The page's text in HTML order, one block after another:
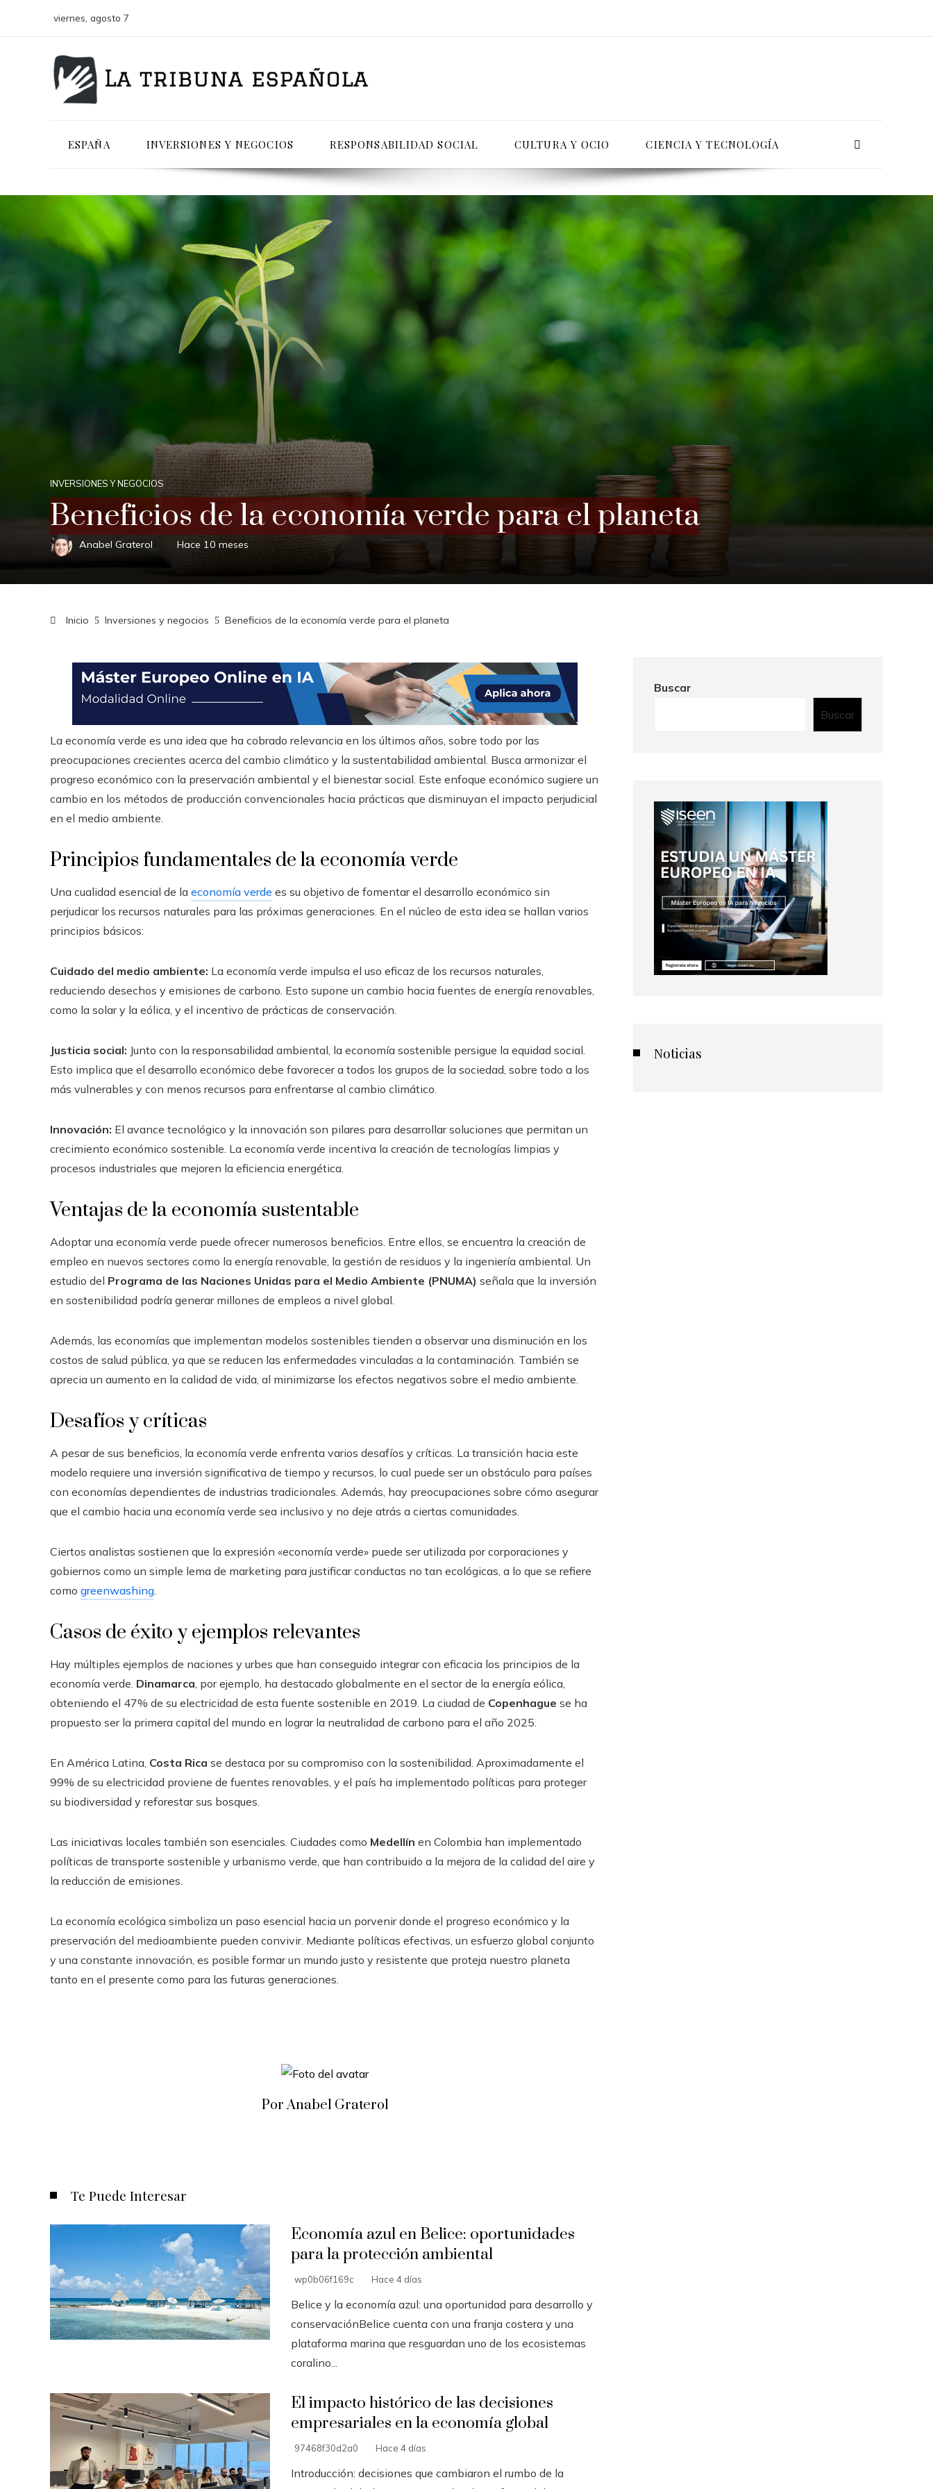
viernes, agosto 7
ESPAÑA INVERSIONES Y NEGOCIOS RESPONSABILIDAD SOCIAL CULTURA Y OCIO CIENCIA Y TECNOLOGÍA
INVERSIONES Y NEGOCIOS
Beneficios de la economía verde para el planeta
Anabel Graterol Hace 10 meses
Inicio Inversiones y negocios Beneficios de la economía verde para el planeta
La economía verde es una idea que ha cobrado relevancia en los últimos años, sobre todo por las
preocupaciones crecientes acerca del cambio climático y la sustentabilidad ambiental. Busca armonizar el
progreso económico con la preservación ambiental y el bienestar social. Este enfoque económico sugiere un
cambio en los métodos de producción convencionales hacia prácticas que disminuyan el impacto perjudicial
en el medio ambiente.
Principios fundamentales de la economía verde
Una cualidad esencial de la economía verde es su objetivo de fomentar el desarrollo económico sin
perjudicar los recursos naturales para las próximas generaciones. En el núcleo de esta idea se hallan varios
principios básicos:
Cuidado del medio ambiente: La economía verde impulsa el uso eficaz de los recursos naturales,
reduciendo desechos y emisiones de carbono. Esto supone un cambio hacia fuentes de energía renovables,
como la solar y la eólica, y el incentivo de prácticas de conservación.
Justicia social: Junto con la responsabilidad ambiental, la economía sostenible persigue la equidad social.
Esto implica que el desarrollo económico debe favorecer a todos los grupos de la sociedad, sobre todo a los
más vulnerables y con menos recursos para enfrentarse al cambio climático.
Innovación: El avance tecnológico y la innovación son pilares para desarrollar soluciones que permitan un
crecimiento económico sostenible. La economía verde incentiva la creación de tecnologías limpias y
procesos industriales que mejoren la eficiencia energética.
Ventajas de la economía sustentable
Adoptar una economía verde puede ofrecer numerosos beneficios. Entre ellos, se encuentra la creación de
empleo en nuevos sectores como la energía renovable, la gestión de residuos y la ingeniería ambiental. Un
estudio del Programa de las Naciones Unidas para el Medio Ambiente (PNUMA) señala que la inversión
en sostenibilidad podría generar millones de empleos a nivel global.
Además, las economías que implementan modelos sostenibles tienden a observar una disminución en los
costos de salud pública, ya que se reducen las enfermedades vinculadas a la contaminación. También se
aprecia un aumento en la calidad de vida, al minimizarse los efectos negativos sobre el medio ambiente.
Desafíos y críticas
A pesar de sus beneficios, la economía verde enfrenta varios desafíos y críticas. La transición hacia este
modelo requiere una inversión significativa de tiempo y recursos, lo cual puede ser un obstáculo para países
con economías dependientes de industrias tradicionales. Además, hay preocupaciones sobre cómo asegurar
que el cambio hacia una economía verde sea inclusivo y no deje atrás a ciertas comunidades.
Ciertos analistas sostienen que la expresión «economía verde» puede ser utilizada por corporaciones y
gobiernos como un simple lema de marketing para justificar conductas no tan ecológicas, a lo que se refiere
como greenwashing.
Casos de éxito y ejemplos relevantes
Hay múltiples ejemplos de naciones y urbes que han conseguido integrar con eficacia los principios de la
economía verde. Dinamarca, por ejemplo, ha destacado globalmente en el sector de la energía eólica,
obteniendo el 47% de su electricidad de esta fuente sostenible en 2019. La ciudad de Copenhague se ha
propuesto ser la primera capital del mundo en lograr la neutralidad de carbono para el año 2025.
En América Latina, Costa Rica se destaca por su compromiso con la sostenibilidad. Aproximadamente el
99% de su electricidad proviene de fuentes renovables, y el país ha implementado políticas para proteger
su biodiversidad y reforestar sus bosques.
Las iniciativas locales también son esenciales. Ciudades como Medellín en Colombia han implementado
políticas de transporte sostenible y urbanismo verde, que han contribuido a la mejora de la calidad del aire y
la reducción de emisiones.
La economía ecológica simboliza un paso esencial hacia un porvenir donde el progreso económico y la
preservación del medioambiente pueden convivir. Mediante políticas efectivas, un esfuerzo global conjunto
y una constante innovación, es posible formar un mundo justo y resistente que proteja nuestro planeta
tanto en el presente como para las futuras generaciones.
Por Anabel Graterol
Te Puede Interesar
Economía azul en Belice: oportunidades
para la protección ambiental
wp0b06f169c Hace 4 días
Belice y la economía azul: una oportunidad para desarrollo y
conservaciónBelice cuenta con una franja costera y una
plataforma marina que resguardan uno de los ecosistemas
coralino...
El impacto histórico de las decisiones
empresariales en la economía global
97468f30d2a0 Hace 4 días
Introducción: decisiones que cambiaron el rumbo de la
Buscar
Buscar
Noticias